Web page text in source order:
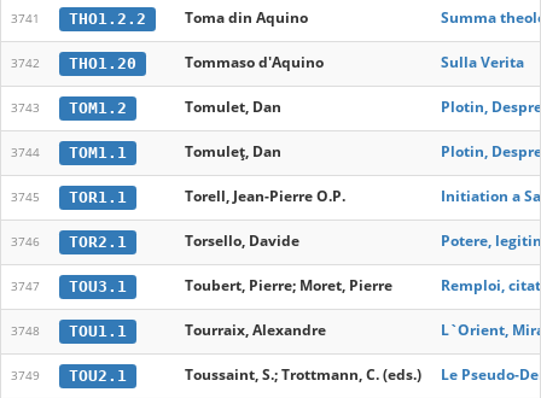
3741 THO1.2.2 Toma din Aquino Summa
3742 THO1.20 Tommaso d'Aquino Sulla Verita
3743 TOM1.2 Tomulet, Dan Plotin,
3744 TOM1.1 Tomuleţ, Dan Plotin,
3745 TOR1.1 Torell, Jean-Pierre O.P. Initiation a
3746 TOR2.1 Torsello, Davide Potere,
3747 TOU3.1 Toubert, Pierre; Moret, Pierre Remploi,
3748 TOU1.1 Tourraix, Alexandre L`Orient,
3749 TOU2.1 Toussaint, S.; Trottmann, C. (eds.) Le Pseudo-